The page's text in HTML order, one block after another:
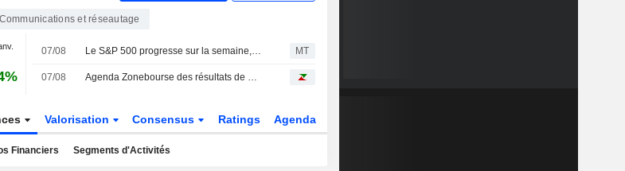
Communications et réseautage
07/08 Le S&P 500 progresse sur la semaine, porté par l'envolée des géants de la technologie MT
07/08 Agenda Zonebourse des résultats de sociétés : semaine du 10 au 14 août 2026
Valorisation Consensus Ratings Agenda
Financiers Segments d'Activités